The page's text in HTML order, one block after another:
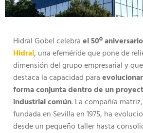
Hidral Gobel celebrael 50º
Hidral, una efeméride que pone de
dimensión del grupo empresarial y que
destaca la capacidad para
forma conjunta dentro de un
industrial común. La compañía matriz,
fundada en Sevilla en 1975, ha
desde un pequeño taller hasta